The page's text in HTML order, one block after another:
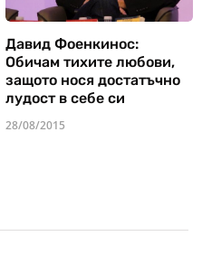
Давид Фоенкинос:
Обичам тихите любови,
защото нося достатъчно
лудост в себе си
28/08/2015